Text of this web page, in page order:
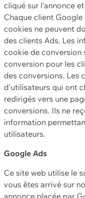
cliqué sur l'annonce
Chaque client
cookies ne peuvent
des clients Ads. Les
cookie de conversion
conversion pour les
des conversions. Les
d'utilisateurs qui ont
redirigés vers une
conversions. Ils ne
information
utilisateurs.
Google Ads
Ce site web utilise le
vous êtes arrivé sur